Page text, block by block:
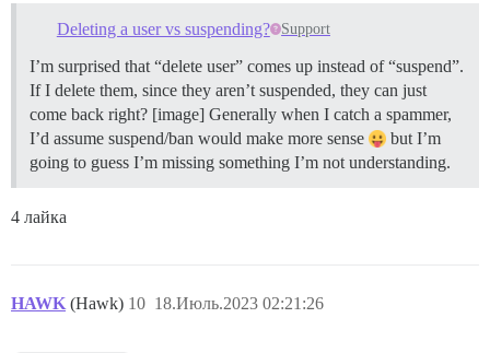
Deleting a user vs suspending? Support
I’m surprised that “delete user” comes up instead of “suspend”.
If I delete them, since they aren’t suspended, they can just
come back right? [image] Generally when I catch a spammer,
I’d assume suspend/ban would make more sense
but I’m
going to guess I’m missing something I’m not understanding.
4 лайка
HAWK (Hawk) 18.Июль.2023 02:21:26
10